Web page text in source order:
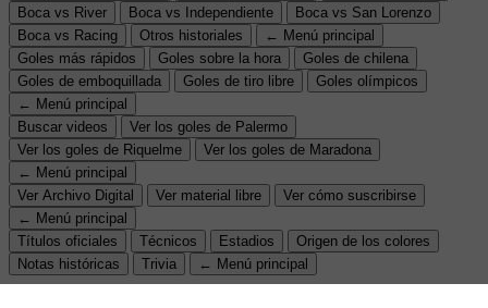
Boca vs River
Boca vs Independiente
Boca vs San Lorenzo
Boca vs Racing
Otros historiales
← Menú principal
Goles más rápidos
Goles sobre la hora
Goles de chilena
Goles de emboquillada
Goles de tiro libre
Goles olímpicos
← Menú principal
Buscar videos
Ver los goles de Palermo
Ver los goles de Riquelme
Ver los goles de Maradona
← Menú principal
Ver Archivo Digital
Ver material libre
Ver cómo suscribirse
← Menú principal
Títulos oficiales
Técnicos Estadios
Origen de los colores
Notas históricas
Trivia ← Menú principal